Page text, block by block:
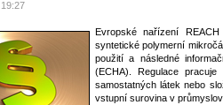
Evropské nařízení
syntetické polymerní
použití a následné
(ECHA). Regulace
samostatných látek nebo
vstupní surovina v